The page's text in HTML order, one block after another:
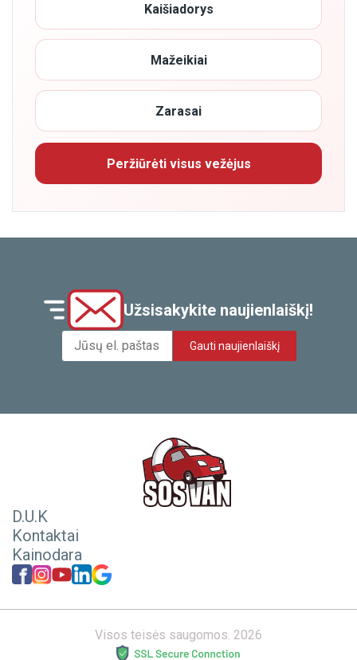
Kaišiadorys
Mažeikiai
Zarasai
Peržiūrėti visus vežėjus
Užsisakykite naujienlaiškį!
Gauti naujienlaiškį
D.U.K
Kontaktai
Kainodara
Visos teisės saugomos. 2026